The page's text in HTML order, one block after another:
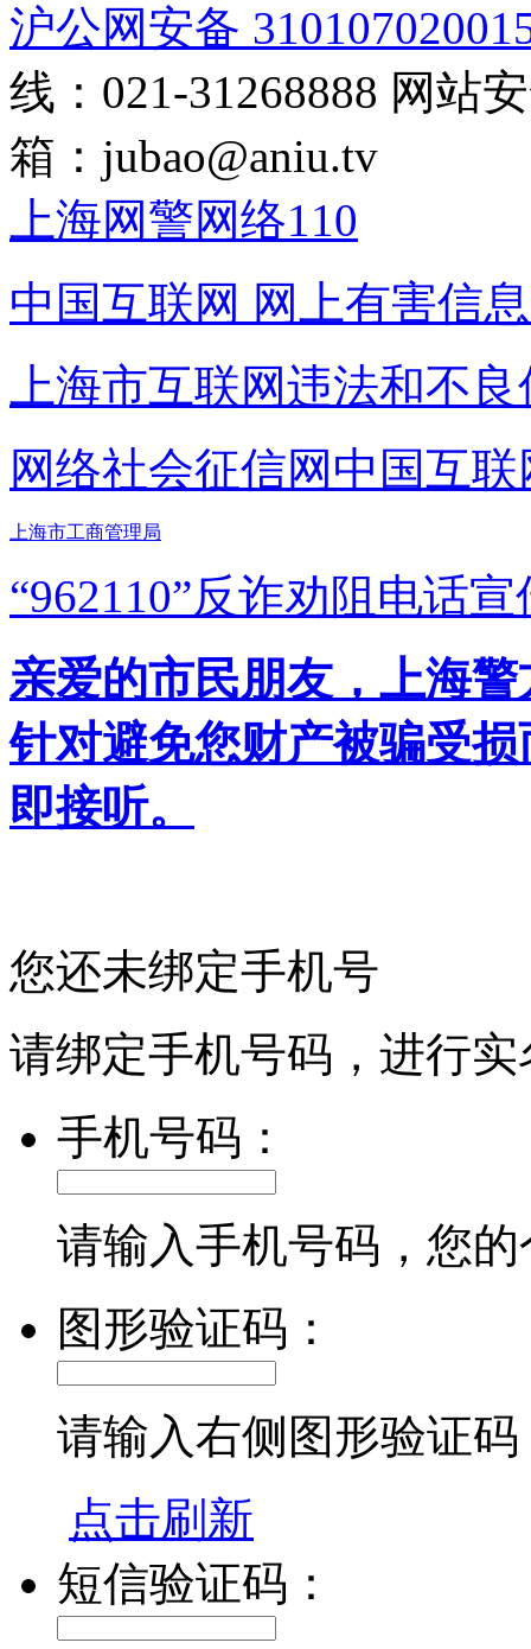
沪公网安备
线：021-31268888 网站
箱： jubao@aniu.tv
上海网警网络110
中国互联网 网上有害信
上海市互联网违法和不
网络社会征信网 中国互
上海市工商管理局
“962110”反诈劝阻电话宣
亲爱的市民朋友，上海
针对避免您财产被骗受
即接听。
您还未绑定手机号
请绑定手机号码，进行
手机号码：
请输入手机号码，您
图形验证码：
请输入右侧图形验证码
点击刷新
短信验证码：